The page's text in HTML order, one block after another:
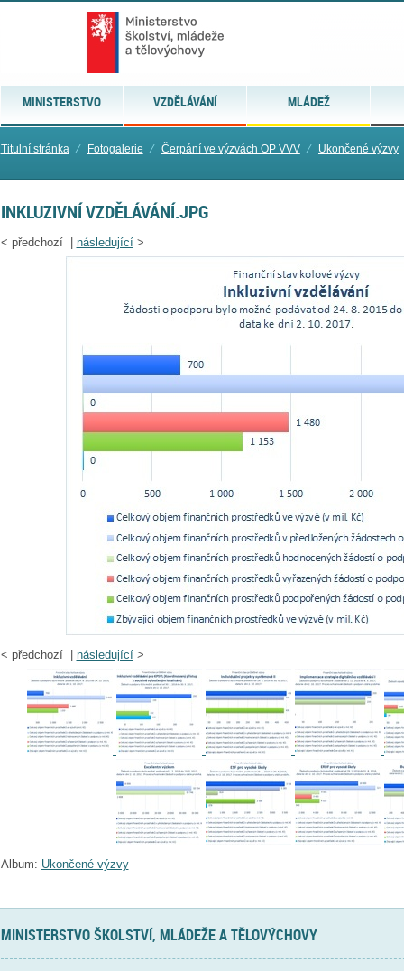
MINISTERSTVO VZDĚLÁVÁNÍ MLÁDEŽ
Titulní stránka ⁄ Fotogalerie ⁄ Čerpání ve výzvách OP VVV ⁄ Ukončené výzvy
INKLUZIVNÍ VZDĚLÁVÁNÍ.JPG
< předchozí | následující>
< předchozí | následující>
Album: Ukončené výzvy
MINISTERSTVO ŠKOLSTVÍ, MLÁDEŽE A TĚLOVÝCHOVY